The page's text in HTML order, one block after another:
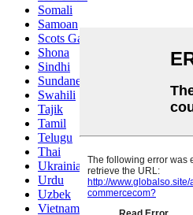
Somali
Samoan
Scots Gaelic
Shona
Sindhi
Sundanese
Swahili
Tajik
Tamil
Telugu
Thai
Ukrainian
Urdu
Uzbek
Vietnamese